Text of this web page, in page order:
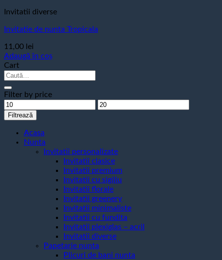
Invitatii diverse
Invitatie de nunta Tropicala
11,00 lei
Adaugă în coș
Cart
Caută
Filter by price
Preț
minim
Preț
Filtrează
Acasa
Nunta
Invitatii personalizate
Invitatii clasice
Invitatii premium
Invitatii cu sigiliu
Invitatii florale
Invitatii greenery
Invitatii minimaliste
Invitatii cu fundita
Invitatii plexiglas – acril
Invitatii diverse
Papetarie nunta
Plicuri de bani nunta